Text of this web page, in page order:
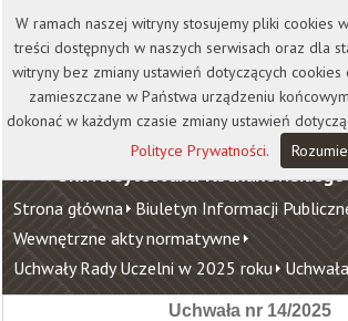
Kontakt Biblioteka
Wirtualna Uczelnia
Uniwersytet Jana
Strona główna Biuletyn Informacji
Wewnętrzne akty normatywne
Uchwały Rady Uczelni w 2025 roku
Uchwała nr 14/2025
W ramach naszej witryny stosujemy pliki cookies
treści dostępnych w naszych serwisach oraz dla
witryny bez zmiany ustawień dotyczących cookies
zamieszczane w Państwa urządzeniu
dokonać w każdym czasie zmiany ustawień
Polityce Prywatności.